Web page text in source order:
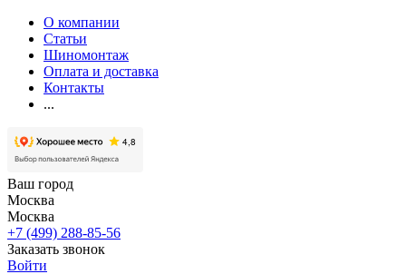
О компании
Статьи
Шиномонтаж
Оплата и доставка
Контакты
...
Ваш город
Москва
Москва
+7 (499) 288-85-56
Заказать звонок
Войти